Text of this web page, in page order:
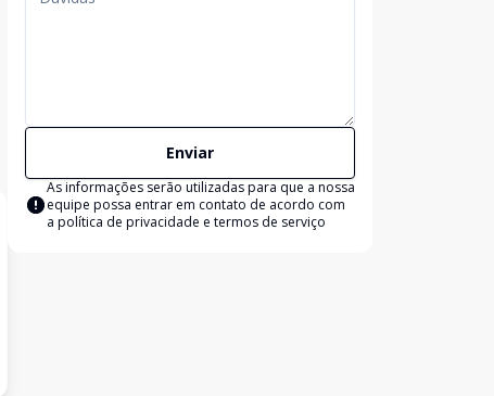
Enviar
As informações serão utilizadas para que a nossa
equipe possa entrar em contato de acordo com
a política de privacidade e termos de serviço